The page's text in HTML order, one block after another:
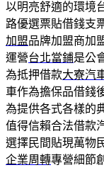
以明亮舒適的環境
路優選票貼借錢支
加盟品牌加盟商加
運營台北當鋪是公
為抵押借款大寮汽
車作為擔保品借錢
為提供各式各樣的
值得信賴合法借款
選擇民間貼現萬物
企業周轉專營細節